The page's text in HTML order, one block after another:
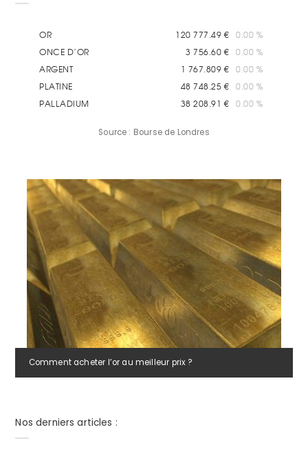
Source : Bourse de Londres
Comment acheter l’or au meilleur prix ?
Nos derniers articles :